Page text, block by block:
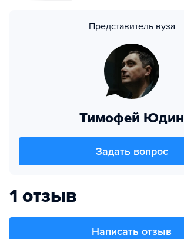
Представитель вуза
Тимофей Юдин
Задать вопрос
1 отзыв
Написать отзыв